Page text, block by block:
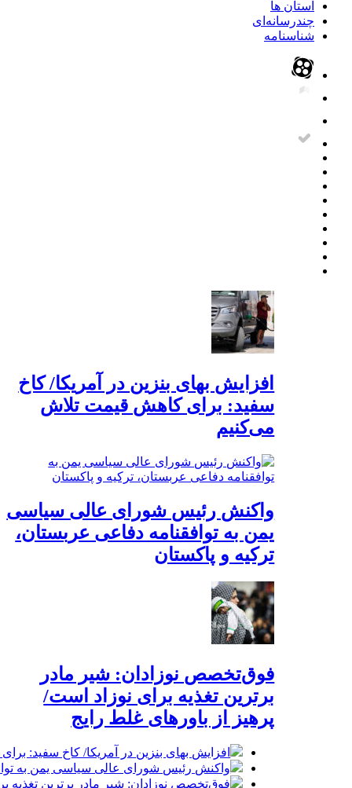
استان ها
چندرسانه‌ای
شناسنامه
افزایش بهای بنزین در آمریکا/ کاخ
سفید: برای کاهش قیمت تلاش
می‌کنیم
واکنش رئیس شورای عالی سیاسی
یمن به توافقنامه دفاعی عربستان،
ترکیه و پاکستان
فوق‌تخصص نوزادان: شیر مادر
برترین تغذیه برای نوزاد است/
پرهیز از باورهای غلط رایج
افزایش بهای بنزین در آمریکا/ کاخ سفید:
واکنش رئیس شورای عالی سیاسی یمن به
فوق‌تخصص نوزادان: شیر مادر برترین تغذیه